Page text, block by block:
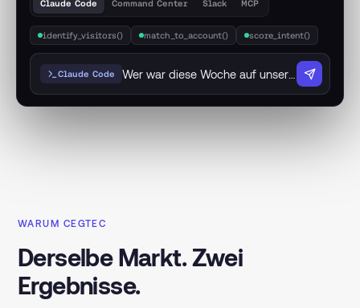
Claude Code Command Center Slack MCP
identify_visitors() match_to_account() score_intent()
Claude Code
WARUM CEGTEC
Derselbe Markt. Zwei
Ergebnisse.